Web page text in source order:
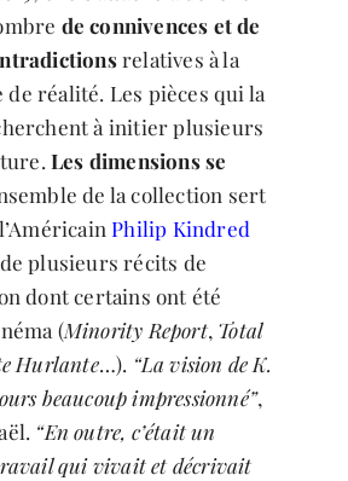
de connivences et de
relatives à la
réalité. Les pièces qui la
à initier plusieurs
Les dimensions se
de la collection sert
Philip Kindred
plusieurs récits de
dont certains ont été
(Minority Report, Total
Hurlante…). “La vision de K.
beaucoup impressionné”,
“En outre, c’était un
qui vivait et décrivait